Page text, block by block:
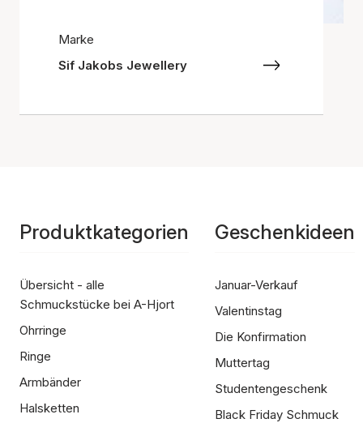
Marke
Sif Jakobs Jewellery
Produktkategorien
Übersicht - alle
Schmuckstücke bei A-Hjort
Ohrringe
Ringe
Armbänder
Halsketten
Geschenkideen
Januar-Verkauf
Valentinstag
Die Konfirmation
Muttertag
Studentengeschenk
Black Friday Schmuck